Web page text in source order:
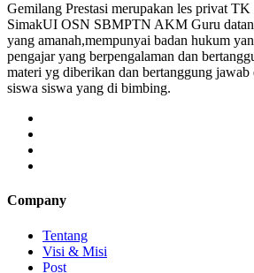
Gemilang Prestasi merupakan les privat
SimakUI OSN SBMPTN AKM Guru
yang amanah,mempunyai badan hukum
pengajar yang berpengalaman dan
materi yg diberikan dan bertanggung jawab
siswa siswa yang di bimbing.
Company
Tentang
Visi & Misi
Post